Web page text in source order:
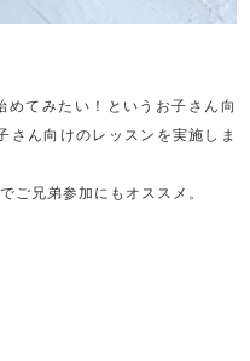
てみたい！というお子さん向
さん向けのレッスンを実施しま
ご兄弟参加にもオススメ。